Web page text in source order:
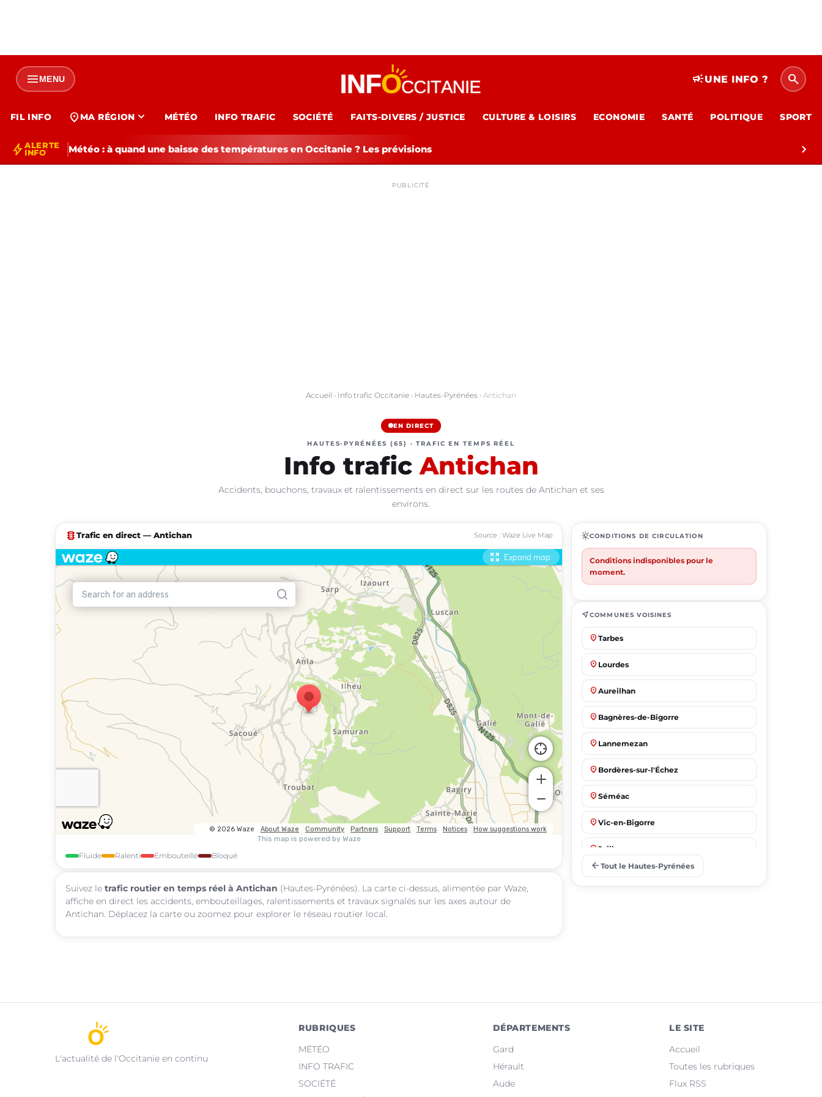
menuMENU campaignUNE INFO ? search
FIL INFO location_on MA RÉGION expand_more MÉTÉO INFO TRAFIC SOCIÉTÉ FAITS-DIVERS / JUSTICE CULTURE & LOISIRS ECONOMIE SANTÉ POLITIQUE SPORT
bolt ALERTE
INFO
Météo : à quand une baisse des températures en Occitanie ? Les prévisions chevron_right
PUBLICITÉ
Accueil › Info trafic Occitanie › Hautes-Pyrénées › Antichan
EN DIRECT
HAUTES-PYRÉNÉES (65) · TRAFIC EN TEMPS RÉEL
Info trafic Antichan
Accidents, bouchons, travaux et ralentissements en direct sur les routes de Antichan et ses
environs.
traffic Trafic en direct — Antichan Source : Waze Live Map
Fluide Ralenti Embouteillé Bloqué
Suivez le trafic routier en temps réel à Antichan (Hautes-Pyrénées). La carte ci-dessus, alimentée par Waze,
affiche en direct les accidents, embouteillages, ralentissements et travaux signalés sur les axes autour de
Antichan. Déplacez la carte ou zoomez pour explorer le réseau routier local.
routineCONDITIONS DE CIRCULATION
Conditions indisponibles pour le
moment.
near_meCOMMUNES VOISINES
place Tarbes
place Lourdes
place Aureilhan
place Bagnères-de-Bigorre
place Lannemezan
place Bordères-sur-l'Échez
place Séméac
place Vic-en-Bigorre
place Juillan
arrow_back Tout le Hautes-Pyrénées
L'actualité de l'Occitanie en continu
RUBRIQUES
MÉTÉO
INFO TRAFIC
SOCIÉTÉ
DÉPARTEMENTS
Gard
Hérault
Aude
LE SITE
Accueil
Toutes les rubriques
Flux RSS